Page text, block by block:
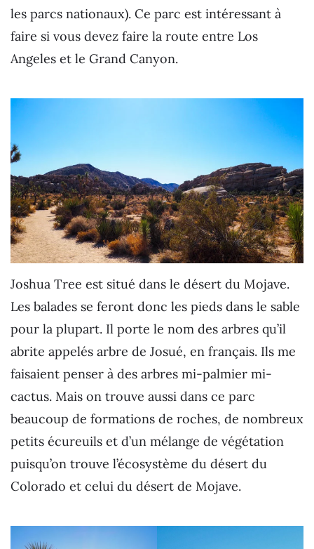
les parcs nationaux). Ce parc est intéressant à
faire si vous devez faire la route entre Los
Angeles et le Grand Canyon.
Joshua Tree est situé dans le désert du Mojave.
Les balades se feront donc les pieds dans le sable
pour la plupart. Il porte le nom des arbres qu’il
abrite appelés arbre de Josué, en français. Ils me
faisaient penser à des arbres mi-palmier mi-
cactus. Mais on trouve aussi dans ce parc
beaucoup de formations de roches, de nombreux
petits écureuils et d’un mélange de végétation
puisqu’on trouve l’écosystème du désert du
Colorado et celui du désert de Mojave.